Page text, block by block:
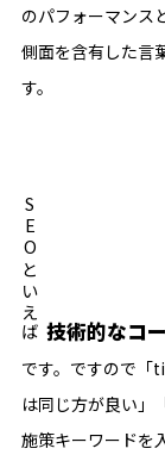
のパフォーマンス
側面を含有した言
す。
SEOといえば 技術的なコ
です。ですので
は同じ方が良い」
施策キーワードを